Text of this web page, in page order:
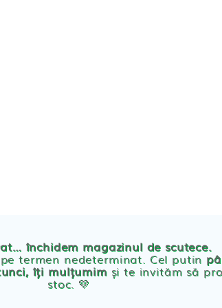
închidem magazinul de scutece.
termen nedeterminat. Cel putin
îți mulțumimși te invităm să
stoc. 💛